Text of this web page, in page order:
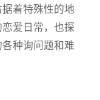
着特殊性的地
爱日常，也探
种询问题和难